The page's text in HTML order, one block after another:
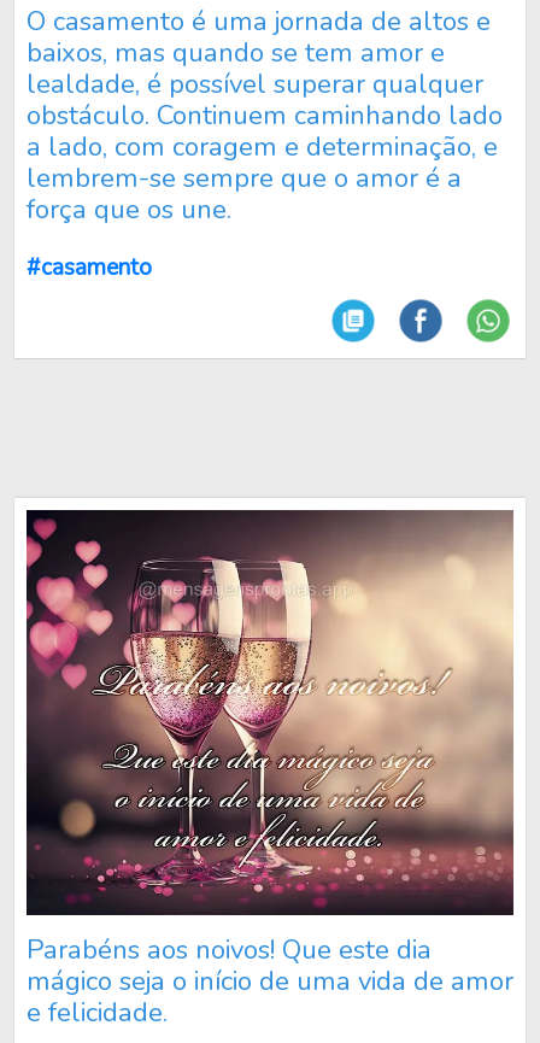
O casamento é uma jornada de altos e
baixos, mas quando se tem amor e
lealdade, é possível superar qualquer
obstáculo. Continuem caminhando lado
a lado, com coragem e determinação, e
lembrem-se sempre que o amor é a
força que os une.
#casamento
Parabéns aos noivos! Que este dia
mágico seja o início de uma vida de amor
e felicidade.